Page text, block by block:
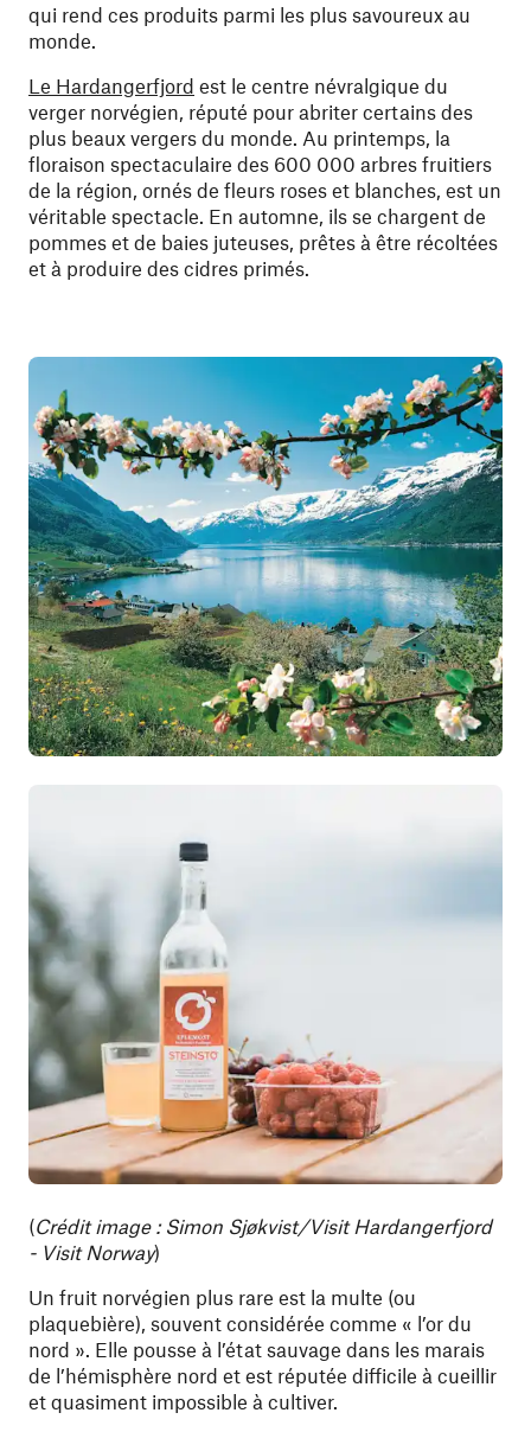
qui rend ces produits parmi les plus savoureux au
monde.
Le Hardangerfjord est le centre névralgique du
verger norvégien, réputé pour abriter certains des
plus beaux vergers du monde. Au printemps, la
floraison spectaculaire des 600 000 arbres fruitiers
de la région, ornés de fleurs roses et blanches, est un
véritable spectacle. En automne, ils se chargent de
pommes et de baies juteuses, prêtes à être récoltées
et à produire des cidres primés.
(Crédit image : Simon Sjøkvist/Visit Hardangerfjord
- Visit Norway)
Un fruit norvégien plus rare est la multe (ou
plaquebière), souvent considérée comme « l’or du
nord ». Elle pousse à l’état sauvage dans les marais
de l’hémisphère nord et est réputée difficile à cueillir
et quasiment impossible à cultiver.